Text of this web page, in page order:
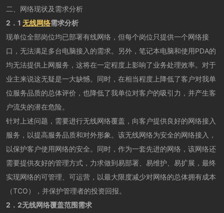
二、网络现状及需求分析
2．1 无线网络需求分析
现单位全部岗位均已部署有线网络，但每个岗位只提供一个网络接
口，无法满足多台电脑接入的需求。另外，笔记本电脑和使用PDA的
均无法提供上网服务，这将在一定程度上影响了业务处理效率。对于
业主来说这无疑是一大缺憾。同时，在相当程度上降低了客户对我单
位服务品质的总体评价，也降低了我单位对客户的吸引力，并产生客
户流失的潜在危险。
针对上述问题，需要进行无线网络覆盖，向客户提供良好的网络接入
服务，以提高服务品质和对外形象。该无线网络为安全的网络接入，
以保护客户使用网络的安全。同时，作为一套先进的网络，该网络还
需要提供友好的管理方式，力求做到易部署、易维护、易扩展，最终
实现网络的可管理、可运营，以最大限度减少对网络的总体拥有成本
（TCO），并保护管理者的投资回报。
2．2无线网络覆盖范围需求